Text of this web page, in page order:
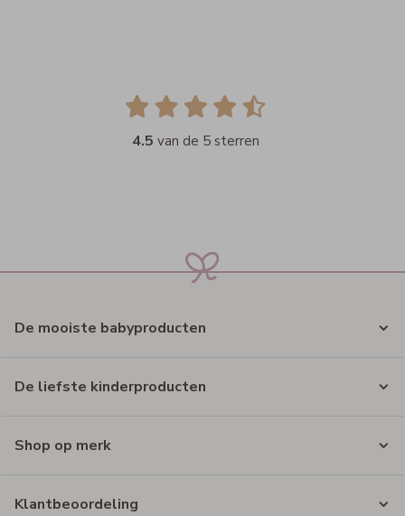
4.5 van de 5 sterren
De mooiste babyproducten
De liefste kinderproducten
Shop op merk
Klantbeoordeling